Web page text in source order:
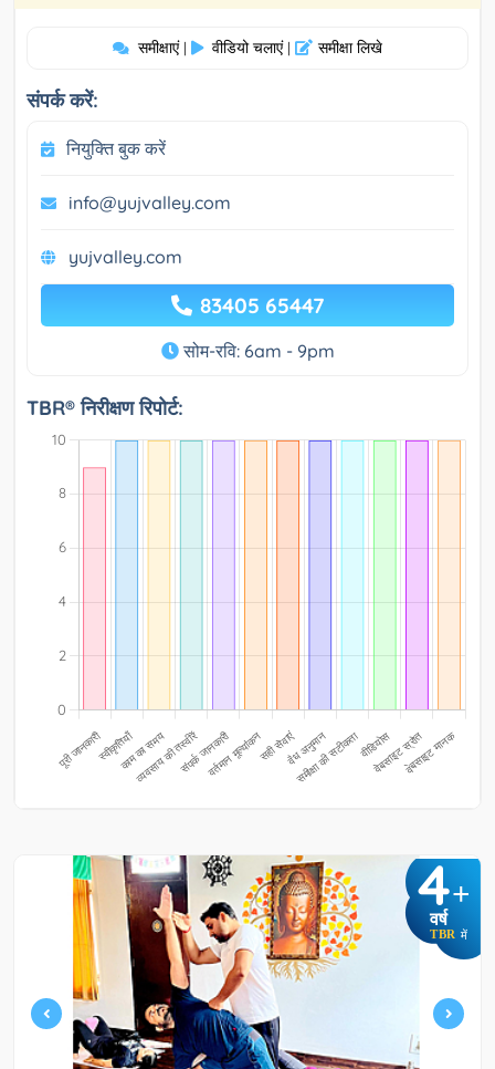
समीक्षाएं | वीडियो चलाएं | समीक्षा लिखे
संपर्क करें:
नियुक्ति बुक करें
info@yujvalley.com
yujvalley.com
83405 65447
सोम-रवि: 6am - 9pm
TBR® निरीक्षण रिपोर्ट:
4+
वर्ष
TBR में